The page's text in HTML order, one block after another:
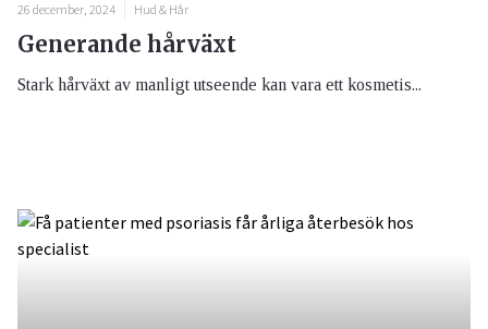
26 december, 2024 Hud & Hår
Generande hårväxt
Stark hårväxt av manligt utseende kan vara ett kosmetis...